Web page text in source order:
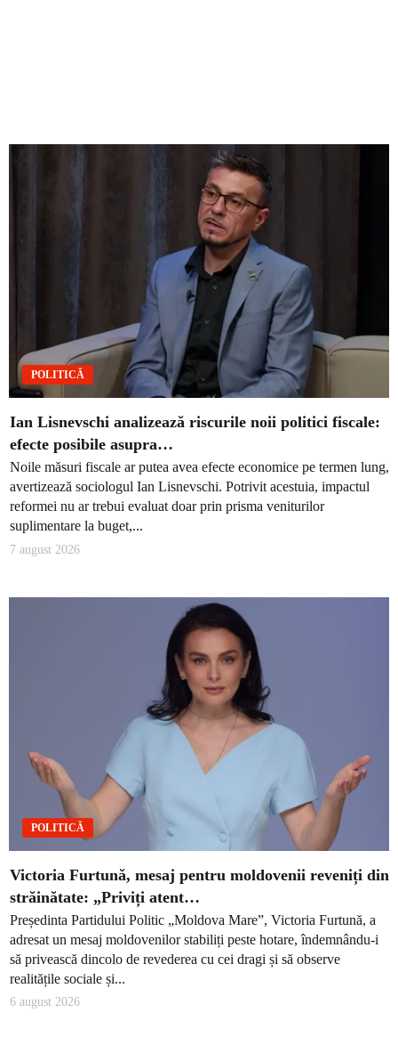
POLITICĂ
Ian Lisnevschi analizează riscurile noii politici fiscale:
efecte posibile asupra…
Noile măsuri fiscale ar putea avea efecte economice pe termen lung,
avertizează sociologul Ian Lisnevschi. Potrivit acestuia, impactul
reformei nu ar trebui evaluat doar prin prisma veniturilor
suplimentare la buget,...
7 august 2026
POLITICĂ
Victoria Furtună, mesaj pentru moldovenii reveniți din
străinătate: „Priviți atent…
Președinta Partidului Politic „Moldova Mare”, Victoria Furtună, a
adresat un mesaj moldovenilor stabiliți peste hotare, îndemnându-i
să privească dincolo de revederea cu cei dragi și să observe
realitățile sociale și...
6 august 2026